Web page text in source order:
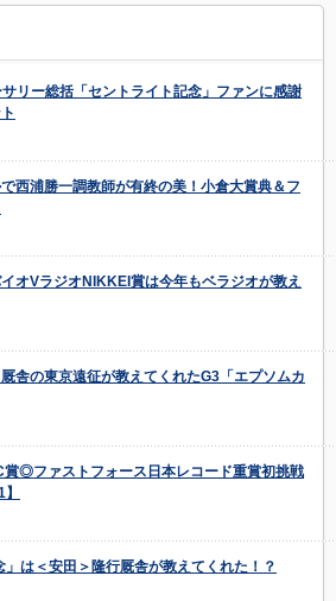
リー総括「セントライト記念」ファンに感謝
西浦勝一調教師が有終の美！小倉大賞典＆フ
オVラジオNIKKEI賞は今年もベラジオが教え
舎の東京遠征が教えてくれたG3「エプソムカ
賞◎ファストフォース日本レコード重賞初挑戦
」は＜安田＞隆行厩舎が教えてくれた！？